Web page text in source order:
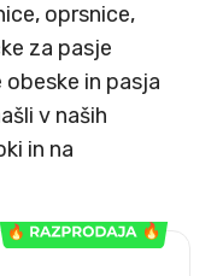
oprsnice,
za pasje
in pasja
v naših
in na